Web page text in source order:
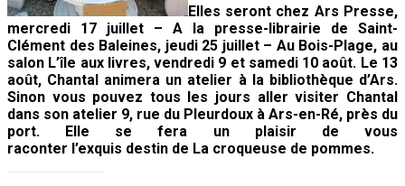
Elles seront chez Ars Presse,
mercredi 17 juillet – A la presse-librairie de Saint-
Clément des Baleines, jeudi 25 juillet – Au Bois-Plage, au
salon L’île aux livres, vendredi 9 et samedi 10 août. Le 13
août, Chantal animera un atelier à la bibliothèque d’Ars.
Sinon vous pouvez tous les jours aller visiter Chantal
dans son atelier 9, rue du Pleurdoux à Ars-en-Ré, près du
port. Elle se fera un plaisir de vous
raconter l’exquis destin de La croqueuse de pommes.